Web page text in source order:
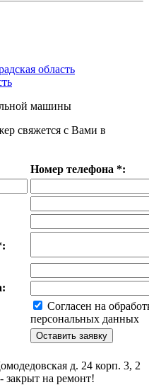
область
машины
свяжется с Вами в
Номер телефона *:
:
Согласен на
персональных данных
д. 24 корп. 3, 2
закрыт на ремонт!